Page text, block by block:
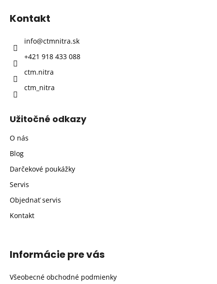
Kontakt
info@ctmnitra.sk
+421 918 433 088
ctm.nitra
ctm_nitra
Užitočné odkazy
O nás
Blog
Darčekové poukážky
Servis
Objednať servis
Kontakt
Informácie pre vás
Všeobecné obchodné podmienky